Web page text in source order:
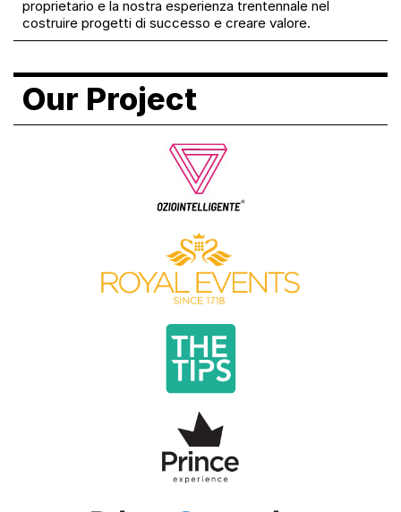
proprietario e la nostra esperienza trentennale nel
costruire progetti di successo e creare valore.
Our Project